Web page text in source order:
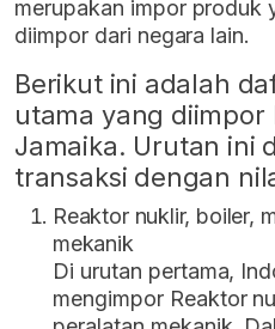
merupakan impor produk
diimpor dari negara lain.
Berikut ini adalah
utama yang diimpor
Jamaika. Urutan ini
transaksi dengan
Reaktor nuklir, boiler,
mekanik
Di urutan pertama,
mengimpor Reaktor